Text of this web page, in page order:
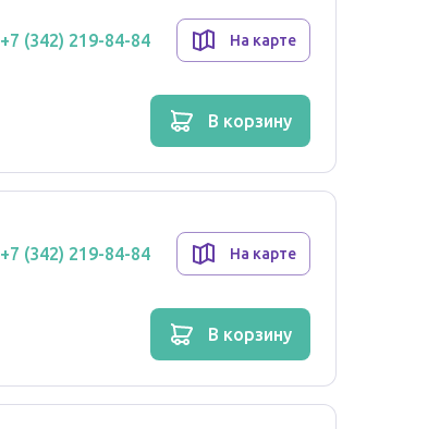
+7 (342) 219-84-84 На карте
в корзину
+7 (342) 219-84-84 На карте
в корзину